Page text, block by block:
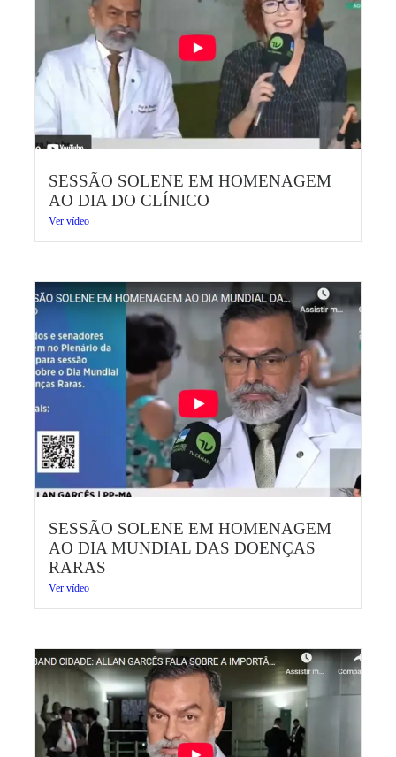
SESSÃO SOLENE EM HOMENAGEM
AO DIA DO CLÍNICO
Ver vídeo
SESSÃO SOLENE EM HOMENAGEM
AO DIA MUNDIAL DAS DOENÇAS
RARAS
Ver vídeo